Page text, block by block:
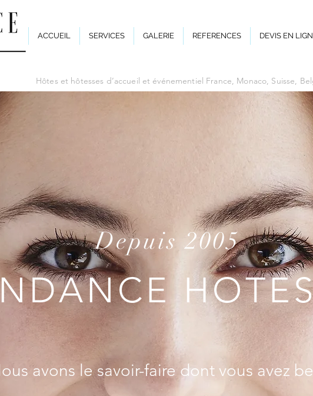
ACCUEIL SERVICES GALERIE REFERENCES DEVIS EN
Hôtes et hôtesses d’accueil et événementiel France, Monaco, Suisse,
Depuis 2005
avons le savoir-faire dont vous avez